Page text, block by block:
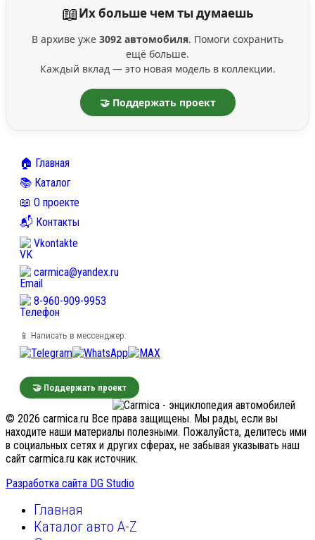
📖Их больше чем ты думаешь
В архиве уже 3092 автомобиля. Помоги сохранить
ещё больше.
Каждый вклад — это новая модель в коллекции.
🤝 Поддержать проект
🏠 Главная
📚 Каталог
📖 О проекте
📬 Контакты
Vkontakte
carmica@yandex.ru
8-960-909-9953
📱 Написать в мессенджер:
🤝 Поддержать проект
© 2026 carmica.ru Все права защищены. Мы рады, если вы
находите наши материалы полезными. Пожалуйста, делитесь ими
в социальных сетях и других сферах, не забывая указывать наш
сайт carmica.ru как источник.
Разработка сайта DG Studio
Главная
Каталог авто A-Z